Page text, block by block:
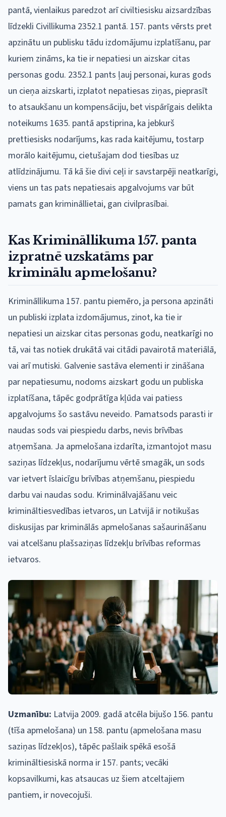
pantā, vienlaikus paredzot arī civiltiesisku aizsardzības
līdzekli Civillikuma 2352.1 pantā. 157. pants vērsts pret
apzinātu un publisku tādu izdomājumu izplatīšanu, par
kuriem zināms, ka tie ir nepatiesi un aizskar citas
personas godu. 2352.1 pants ļauj personai, kuras gods
un cieņa aizskarti, izplatot nepatiesas ziņas, pieprasīt
to atsaukšanu un kompensāciju, bet vispārīgais delikta
noteikums 1635. pantā apstiprina, ka jebkurš
prettiesisks nodarījums, kas rada kaitējumu, tostarp
morālo kaitējumu, cietušajam dod tiesības uz
atlīdzinājumu. Tā kā šie divi ceļi ir savstarpēji neatkarīgi,
viens un tas pats nepatiesais apgalvojums var būt
pamats gan krimināllietai, gan civilprasībai.
Kas Krimināllikuma 157. panta
izpratnē uzskatāms par
kriminālu apmelošanu?
Krimināllikuma 157. pantu piemēro, ja persona apzināti
un publiski izplata izdomājumus, zinot, ka tie ir
nepatiesi un aizskar citas personas godu, neatkarīgi no
tā, vai tas notiek drukātā vai citādi pavairotā materiālā,
vai arī mutiski. Galvenie sastāva elementi ir zināšana
par nepatiesumu, nodoms aizskart godu un publiska
izplatīšana, tāpēc godprātīga kļūda vai patiess
apgalvojums šo sastāvu neveido. Pamatsods parasti ir
naudas sods vai piespiedu darbs, nevis brīvības
atņemšana. Ja apmelošana izdarīta, izmantojot masu
saziņas līdzekļus, nodarījumu vērtē smagāk, un sods
var ietvert īslaicīgu brīvības atņemšanu, piespiedu
darbu vai naudas sodu. Kriminālvajāšanu veic
krimināltiesvedības ietvaros, un Latvijā ir notikušas
diskusijas par kriminālās apmelošanas sašaurināšanu
vai atcelšanu plašsaziņas līdzekļu brīvības reformas
ietvaros.
Uzmanību: Latvija 2009. gadā atcēla bijušo 156. pantu
(tīša apmelošana) un 158. pantu (apmelošana masu
saziņas līdzekļos), tāpēc pašlaik spēkā esošā
krimināltiesiskā norma ir 157. pants; vecāki
kopsavilkumi, kas atsaucas uz šiem atceltajiem
pantiem, ir novecojuši.